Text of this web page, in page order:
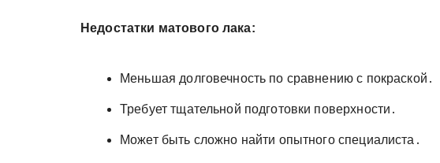
Недостатки матового лака:
Меньшая долговечность по сравнению с покраской․
Требует тщательной подготовки поверхности․
Может быть сложно найти опытного специалиста․